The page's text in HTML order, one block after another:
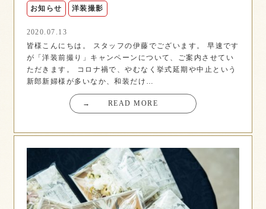
お知らせ 洋装撮影
2020.07.13
皆様こんにちは。 スタッフの伊藤でございます。 早速です
が「洋装前撮り」キャンペーンについて、ご案内させてい
ただきます。 コロナ禍で、やむなく挙式延期や中止という
新郎新婦様が多いなか、和装だけ…
→ READ MORE